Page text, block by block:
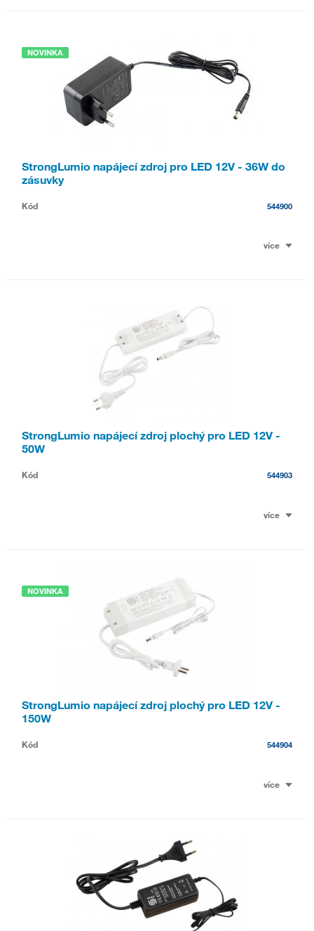
NOVINKA
StrongLumio napájecí zdroj pro LED 12V - 36W do
zásuvky
Kód 544900
více
StrongLumio napájecí zdroj plochý pro LED 12V -
50W
Kód 544903
více
NOVINKA
StrongLumio napájecí zdroj plochý pro LED 12V -
150W
Kód 544904
více